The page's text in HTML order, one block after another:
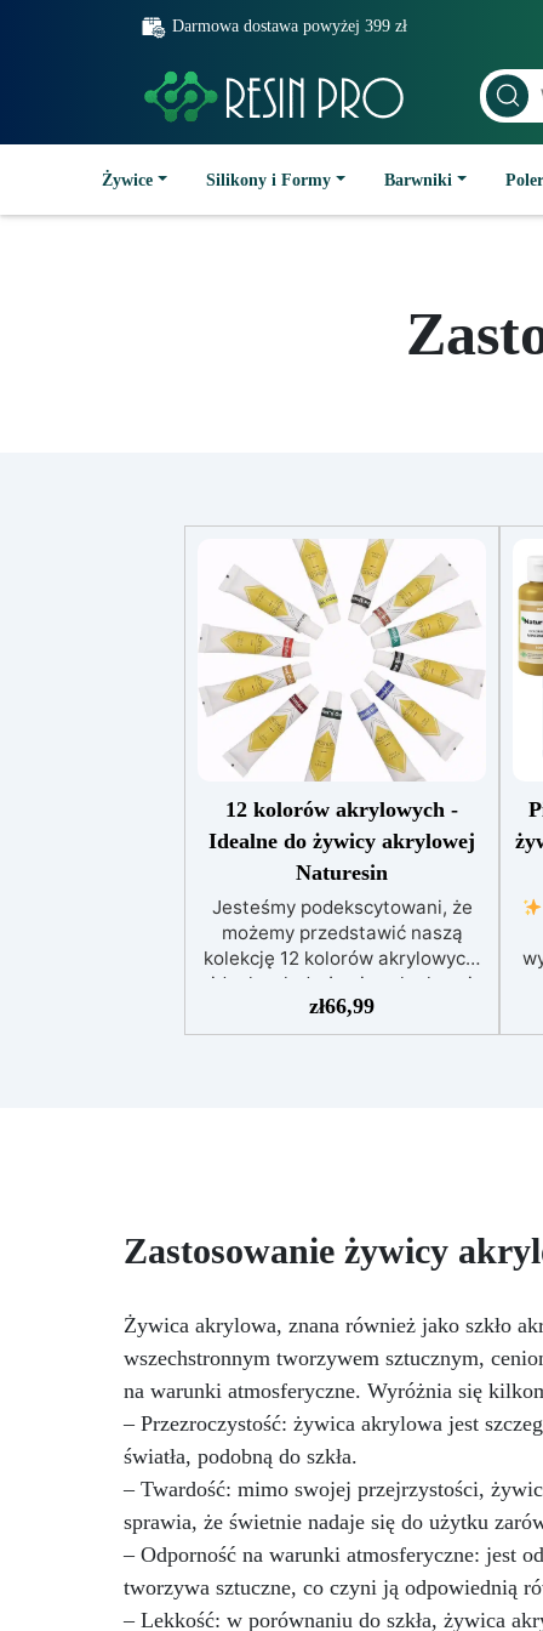
Darmowa dostawa powyżej 399 zł
Żywice Silikony i Formy Barwniki
12 kolorów akrylowych -
Idealne do żywicy akrylowej
Naturesin
Jesteśmy podekscytowani, że
możemy przedstawić naszą
kolekcję 12 kolorów akrylowych,
idealnych do żywicy akrylowej
Naturesin. Nasze kolory
akrylowe zostały specjalnie
Cechy naszych kolorów
akrylowych:
Wysoka jakość:
wykonane z wysokiej jakości
pigmentów, gwarantując
niezwykłą saturację kolorów i
jasność.
Łatwe do mieszania:
Te kolory doskonale się ze sobą
mieszają, umożliwiając
tworzenie nieskończonej liczby
odcieni i tonacji w waszych
projektach artystycznych.
Długa trwałość: Żywica akrylowa
Naturesin zapewnia trwałość
waszych dzieł, zachowując ich
piękno i blask przez wiele lat.
zł66,99
Zastosowanie żywicy
Żywica akrylowa, znana również jako szkło
wszechstronnym tworzywem sztucznym,
na warunki atmosferyczne. Wyróżnia się
– Przezroczystość: żywica akrylowa jest
światła, podobną do szkła.
– Twardość: mimo swojej przejrzystości,
sprawia, że świetnie nadaje się do użytku
– Odporność na warunki atmosferyczne: jest
tworzywa sztuczne, co czyni ją odpowiednią
– Lekkość: w porównaniu do szkła, żywica